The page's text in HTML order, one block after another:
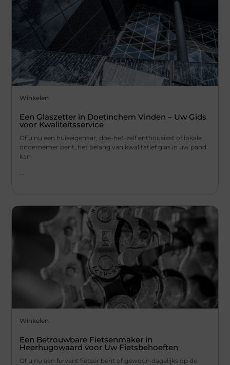
Winkelen
Een Glaszetter in Doetinchem Vinden – Uw Gids
voor Kwaliteitsservice
Of u nu een huiseigenaar, doe-het-zelf enthousiast of lokale
ondernemer bent, het belang van kwalitatief glas in uw pand
kan
...
Winkelen
Een Betrouwbare Fietsenmaker in
Heerhugowaard voor Uw Fietsbehoeften
Of u nu een fervent fietser bent of gewoon dagelijks op de